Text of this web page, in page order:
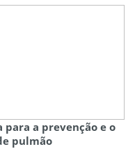
para a prevenção e o
pulmão